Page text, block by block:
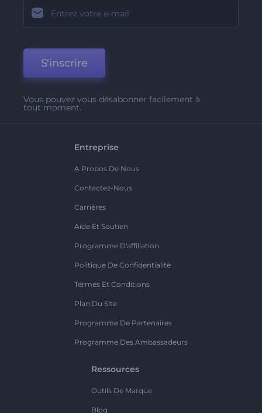
S'inscrire
Vous pouvez vous désabonner facilement à
tout moment.
Entreprise
A Propos De Nous
Contactez-Nous
Carrières
Aide Et Soutien
Programme D'affiliation
Politique De Confidentialité
Termes Et Conditions
Plan Du Site
Programme De Partenaires
Programme Des Ambassadeurs
Ressources
Outils De Marque
Blog